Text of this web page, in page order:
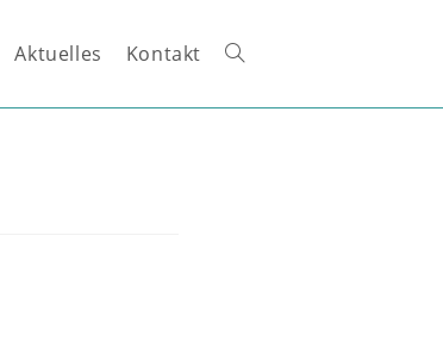
Aktuelles Kontakt Website-